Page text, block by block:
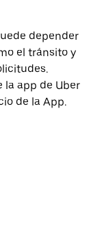
depender
el tránsito y
la app de Uber
de la App.